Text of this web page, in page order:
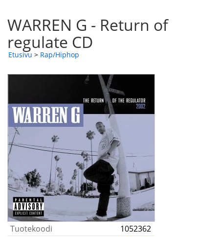
WARREN G - Return of
regulate CD
Etusivu > Rap/Hiphop
Tuotekoodi
1052362